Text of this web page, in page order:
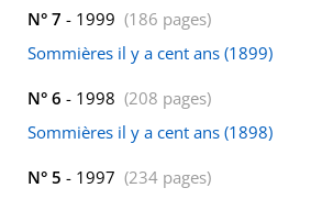
N° 7 - 1999 (186 pages)
Sommières il y a cent ans (1899)
N° 6 - 1998 (208 pages)
Sommières il y a cent ans (1898)
N° 5 - 1997 (234 pages)